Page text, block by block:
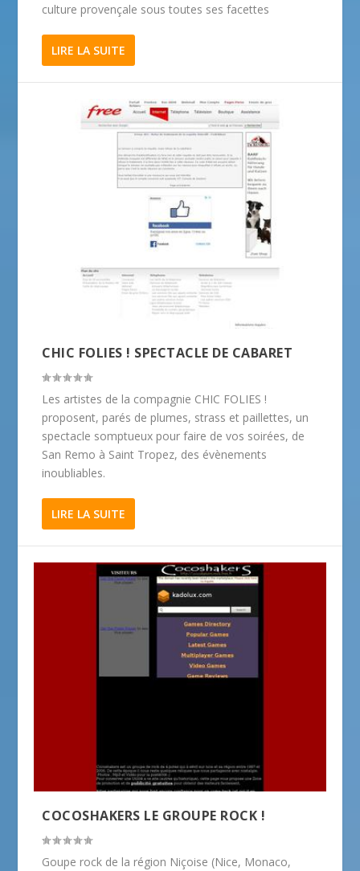
culture provençale sous toutes ses facettes
LIRE LA SUITE
CHIC FOLIES ! SPECTACLE DE CABARET
Les artistes de la compagnie CHIC FOLIES !
proposent, parés de plumes, strass et paillettes, un
spectacle somptueux pour faire de vos soirées, de
San Remo à Saint Tropez, des évènements
inoubliables.
LIRE LA SUITE
COCOSHAKERS LE GROUPE ROCK !
Goupe rock de la région Niçoise (Nice, Monaco,